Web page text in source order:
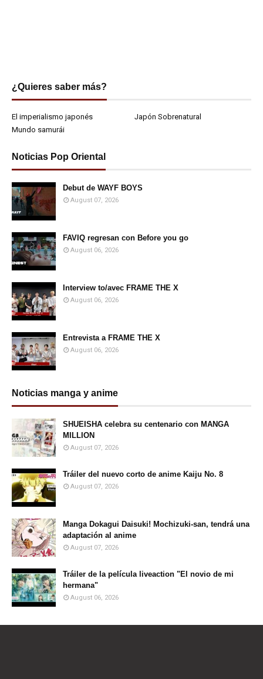
¿Quieres saber más?
El imperialismo japonés
Japón Sobrenatural
Mundo samurái
Noticias Pop Oriental
Debut de WAYF BOYS
August 07, 2026
FAVIQ regresan con Before you go
August 06, 2026
Interview to/avec FRAME THE X
August 06, 2026
Entrevista a FRAME THE X
August 06, 2026
Noticias manga y anime
SHUEISHA celebra su centenario con MANGA
MILLION
August 07, 2026
Tráiler del nuevo corto de anime Kaiju No. 8
August 07, 2026
Manga Dokagui Daisuki! Mochizuki-san, tendrá una
adaptación al anime
August 07, 2026
Tráiler de la película liveaction "El novio de mi
hermana"
August 06, 2026